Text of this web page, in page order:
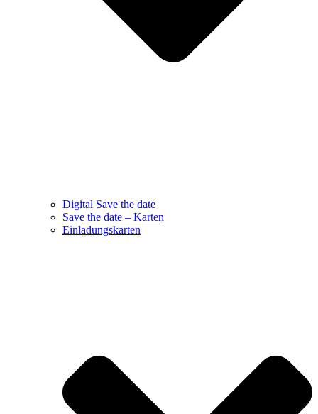
Digital Save the date
Save the date – Karten
Einladungskarten